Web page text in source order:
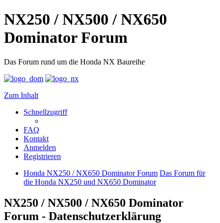
NX250 / NX500 / NX650
Dominator Forum
Das Forum rund um die Honda NX Baureihe
Zum Inhalt
Schnellzugriff
FAQ
Kontakt
Anmelden
Registrieren
Honda NX250 / NX650 Dominator Forum Das Forum für
die Honda NX250 und NX650 Dominator
NX250 / NX500 / NX650 Dominator
Forum - Datenschutzerklärung